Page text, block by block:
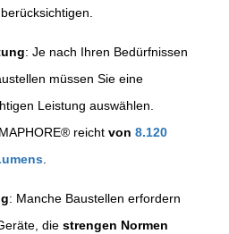
: Je nach Ihren Bedürfnissen
müssen Sie eine
Leistung auswählen.
reicht von 8.120
.
: Manche Baustellen erfordern
die strengen Normen